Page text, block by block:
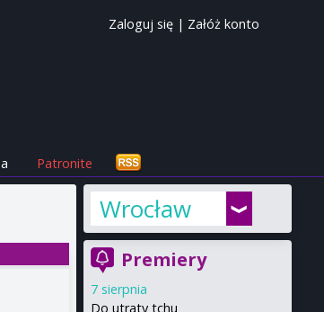
Zaloguj się | Załóż konto
Patronite
Wrocław
Premiery
7 sierpnia
Do utraty tchu